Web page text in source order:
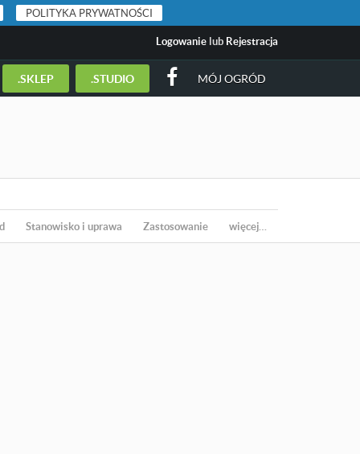
POLITYKA PRYWATNOŚCI
Logowanie lub Rejestracja
.SKLEP .STUDIO MÓJ OGRÓD
Stanowisko i uprawa Zastosowanie więcej…